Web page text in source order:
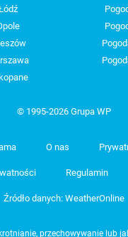
© 1995-2026 Grupa WP
O nas
Regulamin
Źródło danych: WeatherOnline
przechowywanie lub